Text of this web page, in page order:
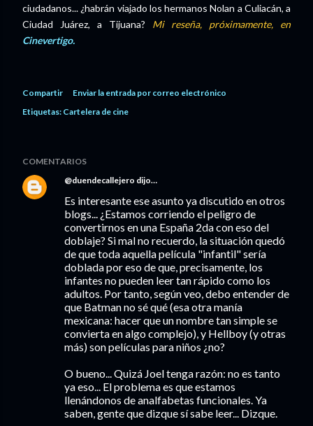
ciudadanos... ¿habrán viajado los hermanos Nolan a Culiacán, a
Ciudad Juárez, a Tijuana? Mi reseña, próximamente, en
Cinevertigo.
Compartir
Enviar la entrada por correo electrónico
Etiquetas: Cartelera de cine
COMENTARIOS
@duendecallejero dijo…
Es interesante ese asunto ya discutido en otros
blogs... ¿Estamos corriendo el peligro de
convertirnos en una España 2da con eso del
doblaje? Si mal no recuerdo, la situación quedó
de que toda aquella película "infantil" sería
doblada por eso de que, precisamente, los
infantes no pueden leer tan rápido como los
adultos. Por tanto, según veo, debo entender de
que Batman no sé qué (esa otra manía
mexicana: hacer que un nombre tan simple se
convierta en algo complejo), y Hellboy (y otras
más) son películas para niños ¿no?
O bueno... Quizá Joel tenga razón: no es tanto
ya eso... El problema es que estamos
llenándonos de analfabetas funcionales. Ya
saben, gente que dizque sí sabe leer... Dizque.